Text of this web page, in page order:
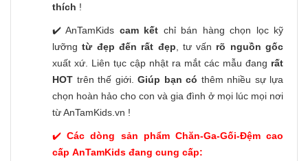
thích !
✔️ AnTamKids cam kết chỉ bán hàng chọn lọc kỹ
lưỡngtừ đẹp đến rất đẹp, tư vấn rõ nguồn gốc
xuất xứ. Liên tục cập nhật ra mắt các mẫu đang rất
HOT trên thế giới. Giúp bạn có thêm nhiều sự lựa
chọn hoàn hảo cho con và gia đình ở mọi lúc mọi nơi
từ AnTamKids.vn !
✔️Các dòng sản phẩm Chăn-Ga-Gối-Đệm cao
cấp AnTamKids đang cung cấp: